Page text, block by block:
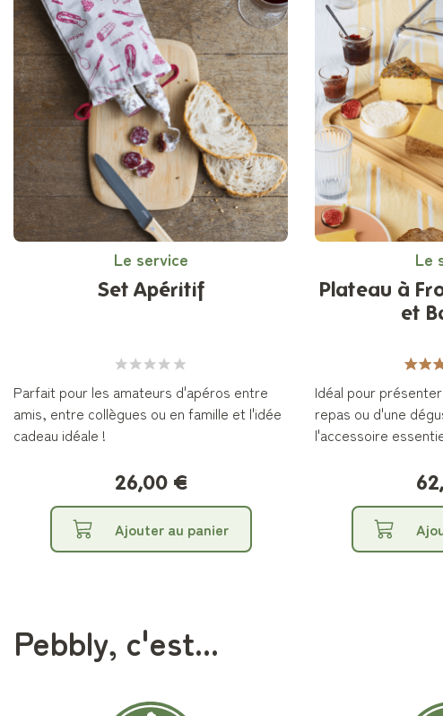
Le service
Set Apéritif
Parfait pour les amateurs d'apéros entre
amis, entre collègues ou en famille et l'idée
cadeau idéale !
26,00 €
Ajouter au panier
Le
Plateau à
et
Idéal pour
repas ou d'une
l'accessoire
Pebbly, c'est...